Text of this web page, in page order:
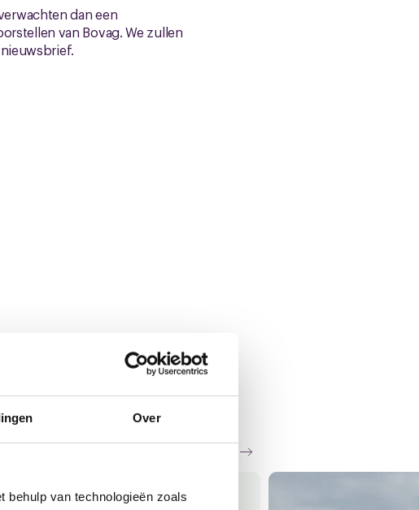
Over
behulp van technologieën zoals
dan een
van Bovag. We zullen
Zie al het nieuws